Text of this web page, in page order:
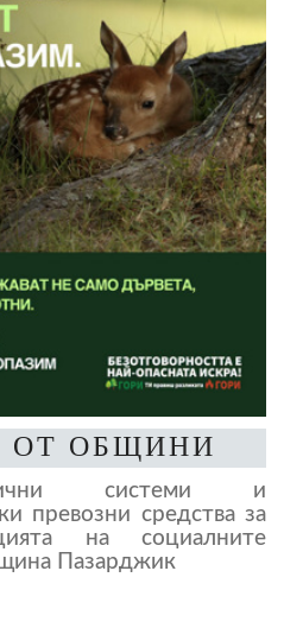
ОТ ОБЩИНИ
системи и
превозни средства за
на социалните
Пазарджик